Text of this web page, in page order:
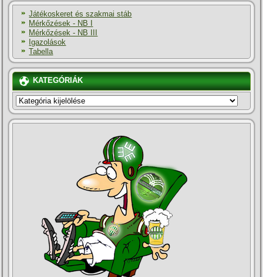
Játékoskeret és szakmai stáb
Mérkőzések - NB I
Mérkőzések - NB III
Igazolások
Tabella
KATEGÓRIÁK
KATEGÓRIÁK